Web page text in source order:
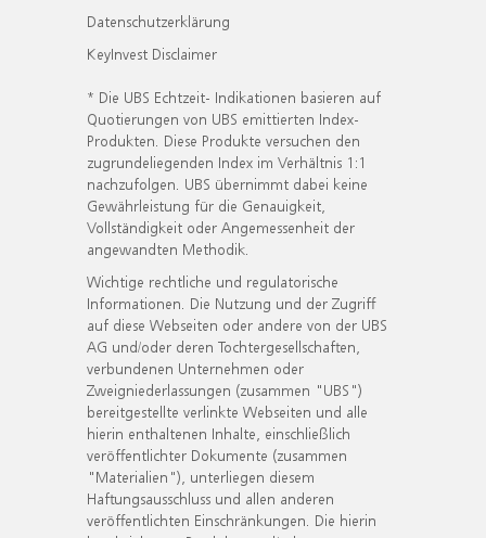
Datenschutzerklärung
KeyInvest Disclaimer
* Die UBS Echtzeit- Indikationen basieren auf
Quotierungen von UBS emittierten Index-
Produkten. Diese Produkte versuchen den
zugrundeliegenden Index im Verhältnis 1:1
nachzufolgen. UBS übernimmt dabei keine
Gewährleistung für die Genauigkeit,
Vollständigkeit oder Angemessenheit der
angewandten Methodik.
Wichtige rechtliche und regulatorische
Informationen. Die Nutzung und der Zugriff
auf diese Webseiten oder andere von der UBS
AG und/oder deren Tochtergesellschaften,
verbundenen Unternehmen oder
Zweigniederlassungen (zusammen "UBS")
bereitgestellte verlinkte Webseiten und alle
hierin enthaltenen Inhalte, einschließlich
veröffentlichter Dokumente (zusammen
"Materialien"), unterliegen diesem
Haftungsausschluss und allen anderen
veröffentlichten Einschränkungen. Die hierin